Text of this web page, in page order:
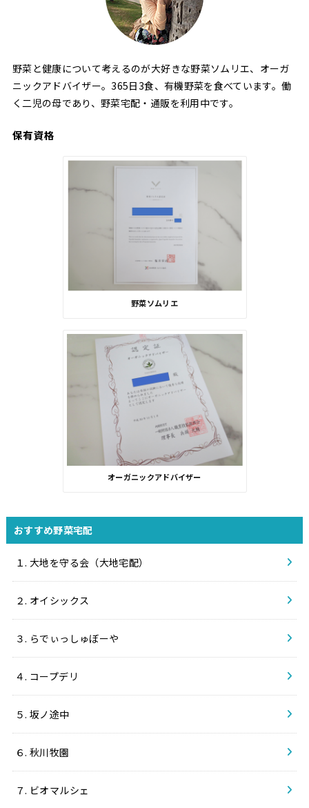
野菜と健康について考えるのが大好きな野菜ソムリエ、オーガ
ニックアドバイザー。365日3食、有機野菜を食べています。働
く二児の母であり、野菜宅配・通販を利用中です。
保有資格
野菜ソムリエ
オーガニックアドバイザー
おすすめ野菜宅配
１. 大地を守る会（大地宅配）
２. オイシックス
３. らでぃっしゅぼーや
４. コープデリ
５. 坂ノ途中
６. 秋川牧園
７. ビオマルシェ